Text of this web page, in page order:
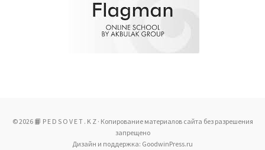
© 2026 📙 P E D S O V E T . K Z · Копирование материалов сайта без разрешения
запрещено
Дизайн и поддержка: GoodwinPress.ru